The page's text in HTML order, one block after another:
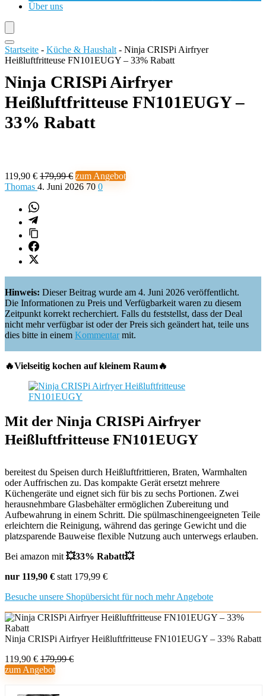
Über uns
Startseite - Küche & Haushalt - Ninja CRISPi Airfryer
Heißluftfritteuse FN101EUGY – 33% Rabatt
Ninja CRISPi Airfryer
Heißluftfritteuse FN101EUGY –
33% Rabatt
119,90 € 179,99 € zum Angebot
Thomas 4. Juni 2026 70 0
Hinweis: Dieser Beitrag wurde am 4. Juni 2026 veröffentlicht.
Die Informationen zu Preis und Verfügbarkeit waren zu diesem
Zeitpunkt korrekt recherchiert. Falls du feststellst, dass der Deal
nicht mehr verfügbar ist oder der Preis sich geändert hat, teile uns
dies bitte in einem Kommentarmit.
🔥Vielseitig kochen auf kleinem Raum🔥
Mit der Ninja CRISPi Airfryer
Heißluftfritteuse FN101EUGY
bereitest du Speisen durch Heißluftfrittieren, Braten, Warmhalten
oder Auffrischen zu. Das kompakte Gerät ersetzt mehrere
Küchengeräte und eignet sich für bis zu sechs Portionen. Zwei
herausnehmbare Glasbehälter ermöglichen Zubereitung und
Aufbewahrung in einem Schritt. Die spülmaschinengeeigneten Teile
erleichtern die Reinigung, während das geringe Gewicht und die
platzsparende Bauweise flexible Nutzung auch unterwegs erlauben.
Bei amazon mit 💥33% Rabatt💥
nur 119,90 € statt 179,99 €
Besuche unsere Shopübersicht für noch mehr Angebote
Ninja CRISPi Airfryer Heißluftfritteuse FN101EUGY – 33% Rabatt
119,90 € 179,99 €
zum Angebot